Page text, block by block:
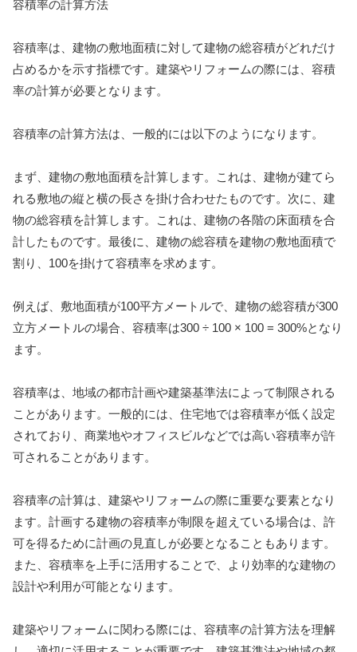
容積率の計算方法
容積率は、建物の敷地面積に対して建物の総容積がどれだけ
占めるかを示す指標です。建築やリフォームの際には、容積
率の計算が必要となります。
容積率の計算方法は、一般的には以下のようになります。
まず、建物の敷地面積を計算します。これは、建物が建てら
れる敷地の縦と横の長さを掛け合わせたものです。次に、建
物の総容積を計算します。これは、建物の各階の床面積を合
計したものです。最後に、建物の総容積を建物の敷地面積で
割り、100を掛けて容積率を求めます。
例えば、敷地面積が100平方メートルで、建物の総容積が300
立方メートルの場合、容積率は300 ÷ 100 × 100 = 300%となり
ます。
容積率は、地域の都市計画や建築基準法によって制限される
ことがあります。一般的には、住宅地では容積率が低く設定
されており、商業地やオフィスビルなどでは高い容積率が許
可されることがあります。
容積率の計算は、建築やリフォームの際に重要な要素となり
ます。計画する建物の容積率が制限を超えている場合は、許
可を得るために計画の見直しが必要となることもあります。
また、容積率を上手に活用することで、より効率的な建物の
設計や利用が可能となります。
建築やリフォームに関わる際には、容積率の計算方法を理解